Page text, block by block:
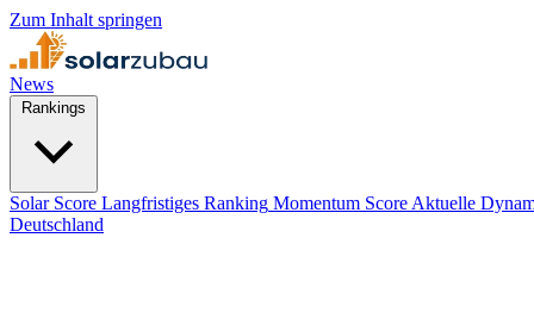
Zum Inhalt springen
News
Solar Score Langfristiges Ranking Momentum Score Aktuelle
Deutschland